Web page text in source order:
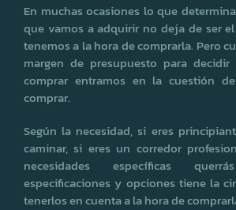
En muchas ocasiones lo que
que vamos a adquirir no deja de ser
tenemos a la hora de comprarla. Pero
margen de presupuesto para
comprar entramos en la cuestión
comprar.
Según la necesidad, si eres
caminar, si eres un corredor
necesidades específicas
especificaciones y opciones tiene la
tenerlos en cuenta a la hora de